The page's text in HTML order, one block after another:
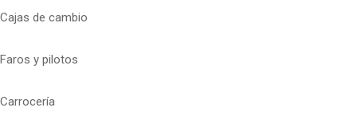
Cajas de cambio
Faros y pilotos
Carrocería